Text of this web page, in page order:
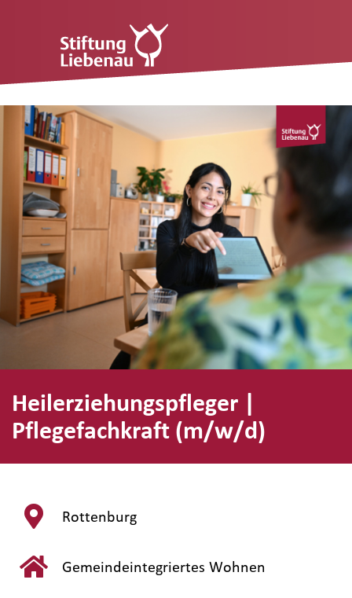
Heilerziehungspfleger |
Pflegefachkraft (m/w/d)
Rottenburg
Gemeindeintegriertes Wohnen